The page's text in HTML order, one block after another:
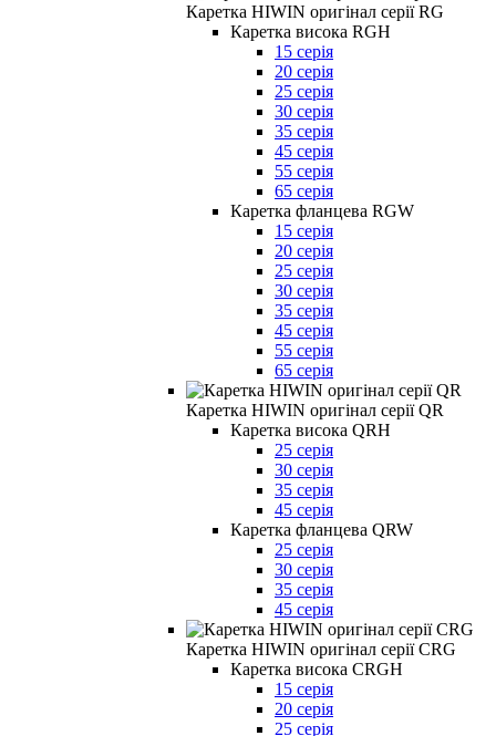
Каретка HIWIN оригінал серії RG
Каретка висока RGH
15 серія
20 серія
25 серія
30 серія
35 серія
45 серія
55 серія
65 серія
Каретка фланцева RGW
15 серія
20 серія
25 серія
30 серія
35 серія
45 серія
55 серія
65 серія
Каретка HIWIN оригінал серії QR
Каретка висока QRH
25 серія
30 серія
35 серія
45 серія
Каретка фланцева QRW
25 серія
30 серія
35 серія
45 серія
Каретка HIWIN оригінал серії CRG
Каретка висока CRGH
15 серія
20 серія
25 серія